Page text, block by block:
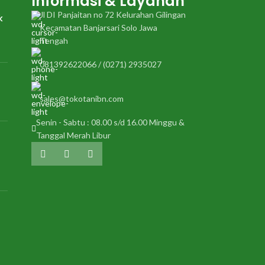
Jl DI Panjaitan no 72 Kelurahan Gilingan
Kecamatan Banjarsari Solo Jawa
Tengah
081392622066 / (0271) 2935027
sales@tokotanibn.com
Senin - Sabtu : 08.00 s/d 16.00 Minggu &
Tanggal Merah Libur